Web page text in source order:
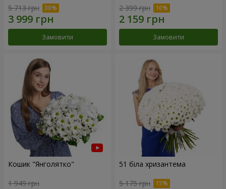
5 713 грн
Замовити
2 399 грн
Замовити
Кошик "Янголятко"
1 949 грн
51 біла хризантема
5 175 грн